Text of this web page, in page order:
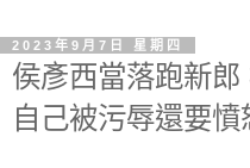
2023年9月7日 星期四
侯彥西當落跑新
自己被污辱還要憤